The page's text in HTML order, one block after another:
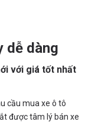
dễ dàng
với giá tốt nhất
cầu mua xe ô tô
được tâm lý bán xe